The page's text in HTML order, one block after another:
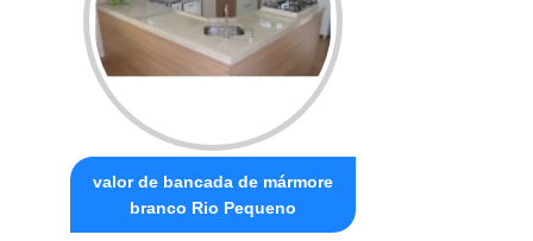
valor de bancada de mármore
branco Rio Pequeno